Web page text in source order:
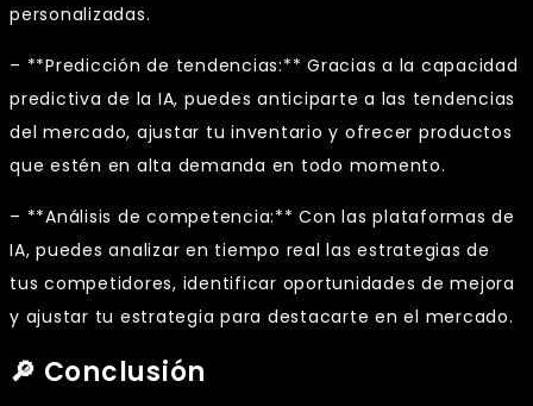
personalizadas.
– **Predicción de tendencias:** Gracias a la capacidad
predictiva de la IA, puedes anticiparte a las tendencias
del mercado, ajustar tu inventario y ofrecer productos
que estén en alta demanda en todo momento.
– **Análisis de competencia:** Con las plataformas de
IA, puedes analizar en tiempo real las estrategias de
tus competidores, identificar oportunidades de mejora
y ajustar tu estrategia para destacarte en el mercado.
🔎 Conclusión